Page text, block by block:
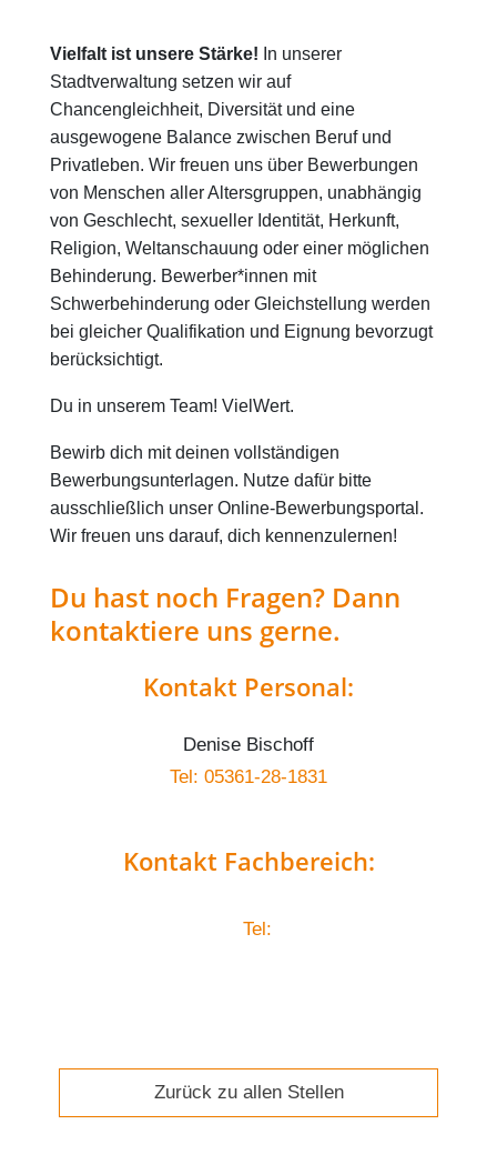
Vielfalt ist unsere Stärke! In unserer
Stadtverwaltung setzen wir auf
Chancengleichheit, Diversität und eine
ausgewogene Balance zwischen Beruf und
Privatleben. Wir freuen uns über Bewerbungen
von Menschen aller Altersgruppen, unabhängig
von Geschlecht, sexueller Identität, Herkunft,
Religion, Weltanschauung oder einer möglichen
Behinderung. Bewerber*innen mit
Schwerbehinderung oder Gleichstellung werden
bei gleicher Qualifikation und Eignung bevorzugt
berücksichtigt.
Du in unserem Team! VielWert.
Bewirb dich mit deinen vollständigen
Bewerbungsunterlagen. Nutze dafür bitte
ausschließlich unser Online-Bewerbungsportal.
Wir freuen uns darauf, dich kennenzulernen!
Du hast noch Fragen? Dann
kontaktiere uns gerne.
Kontakt Personal:
Denise Bischoff
Tel: 05361-28-1831
Kontakt Fachbereich:
Tel:
Zurück zu allen Stellen